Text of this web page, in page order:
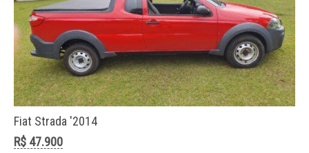
Fiat Strada '2014
R$ 47.900